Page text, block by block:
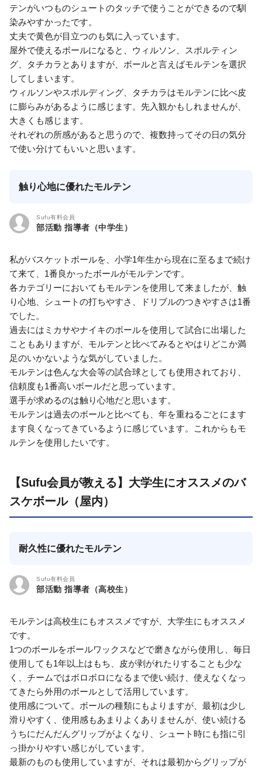
テンがいつものシュートのタッチで使うことができるので馴
染みやすかったです。
丈夫で黄色が目立つのも気に入っています。
屋外で使えるボールになると、ウィルソン、スポルティン
グ、タチカラとありますが、ボールと言えばモルテンを選択
してしまいます。
ウィルソンやスポルディング、タチカラはモルテンに比べ皮
に膨らみがあるように感じます。先入観かもしれませんが、
大きくも感じます。
それぞれの所感があると思うので、複数持ってその日の気分
で使い分けてもいいと思います。
触り心地に優れたモルテン
Sufu有料会員
部活動 指導者（中学生）
私がバスケットボールを、小学1年生から現在に至るまで続け
て来て、1番良かったボールがモルテンです。
各カテゴリーにおいてもモルテンを使用して来ましたが、触
り心地、シュートの打ちやすさ、ドリブルのつきやすさは1番
でした。
過去にはミカサやナイキのボールを使用して試合に出場した
こともありますが、モルテンと比べてみるとやはりどこか満
足のいかないような気がしていました。
モルテンは色んな大会等の試合球としても使用されており、
信頼度も1番高いボールだと思っています。
選手が求めるのは触り心地だと思います。
モルテンは過去のボールと比べても、年を重ねるごとにます
ます良くなってきているように感じています。これからもモ
ルテンを使用したいです。
【Sufu会員が教える】大学生にオススメのバ
スケボール（屋内）
耐久性に優れたモルテン
Sufu有料会員
部活動 指導者（高校生）
モルテンは高校生にもオススメですが、大学生にもオススメ
です。
1つのボールをボールワックスなどで磨きながら使用し、毎日
使用しても1年以上はもち、皮が剥がれたりすることも少な
く、チームではボロボロになるまで使い続け、使えなくなっ
てきたら外用のボールとして活用しています。
使用感について。ボールの種類にもよりますが、最初は少し
滑りやすく、使用感もあまりよくありませんが、使い続ける
うちにだんだんグリップがよくなり、シュート時にも指に引
っ掛かりやすい感じがしています。
最新のものも使用していますが、それは最初からグリップが